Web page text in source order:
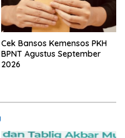
Cek Bansos Kemensos PKH
BPNT Agustus September
2026